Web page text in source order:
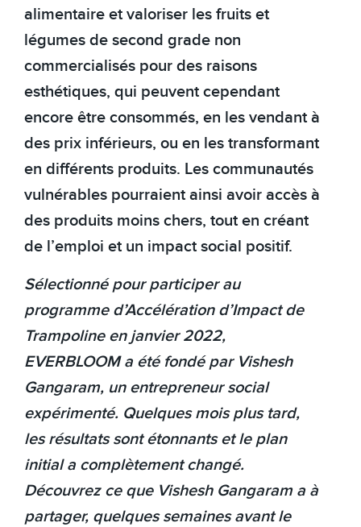
alimentaire et valoriser les fruits et
légumes de second grade non
commercialisés pour des raisons
esthétiques, qui peuvent cependant
encore être consommés, en les vendant à
des prix inférieurs, ou en les transformant
en différents produits. Les communautés
vulnérables pourraient ainsi avoir accès à
des produits moins chers, tout en créant
de l’emploi et un impact social positif.
Sélectionné pourparticiper au
programmed’Accélération d’Impactde
Trampoline en janvier 2022,
EVERBLOOM a été fondé par Vishesh
Gangaram, un entrepreneur social
expérimenté. Quelques mois plus tard,
les résultats sont étonnants et le plan
initial a complètement changé.
Découvrez ce que Vishesh Gangaram a à
partager, quelques semaines avant le